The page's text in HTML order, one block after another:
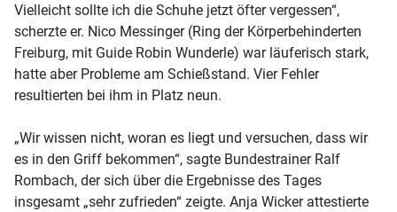
Vielleicht sollte ich die Schuhe jetzt öfter vergessen“,
scherzte er. Nico Messinger (Ring der Körperbehinderten
Freiburg, mit Guide Robin Wunderle) war läuferisch stark,
hatte aber Probleme am Schießstand. Vier Fehler
resultierten bei ihm in Platz neun.
„Wir wissen nicht, woran es liegt und versuchen, dass wir
es in den Griff bekommen“, sagte Bundestrainer Ralf
Rombach, der sich über die Ergebnisse des Tages
insgesamt „sehr zufrieden“ zeigte. Anja Wicker attestierte